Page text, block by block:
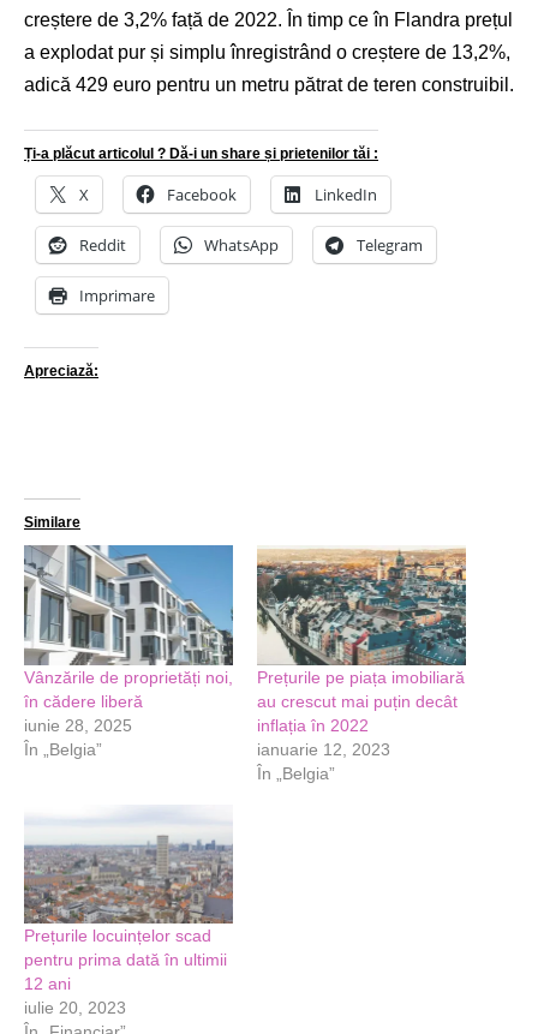
creștere de 3,2% față de 2022. În timp ce în Flandra prețul
a explodat pur și simplu înregistrând o creștere de 13,2%,
adică 429 euro pentru un metru pătrat de teren construibil.
Ți-a plăcut articolul ? Dă-i un share și prietenilor tăi :
X Facebook LinkedIn
Reddit WhatsApp Telegram
Imprimare
Apreciază:
Similare
Vânzările de proprietăți noi,
în cădere liberă
iunie 28, 2025
În „Belgia”
Prețurile pe piața imobiliară
au crescut mai puțin decât
inflația în 2022
ianuarie 12, 2023
În „Belgia”
Prețurile locuințelor scad
pentru prima dată în ultimii
12 ani
iulie 20, 2023